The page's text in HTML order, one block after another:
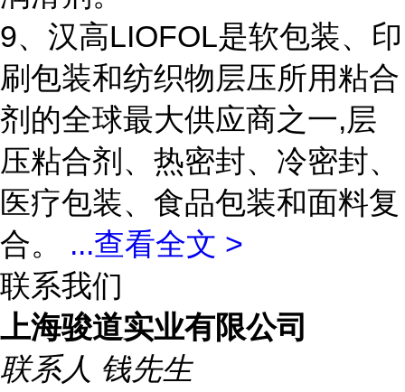
9、汉高LIOFOL是软包装、印
刷包装和纺织物层压所用粘合
剂的全球最大供应商之一,层
压粘合剂、热密封、冷密封、
医疗包装、食品包装和面料复
合。 ...查看全文 >
联系我们
上海骏道实业有限公司
联系人 钱先生